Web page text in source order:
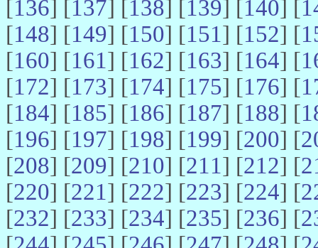
[136] [137] [138] [139] [140] [
[148] [149] [150] [151] [152] [
[160] [161] [162] [163] [164] [
[172] [173] [174] [175] [176] [
[184] [185] [186] [187] [188] [
[196] [197] [198] [199] [200] [
[208] [209] [210] [211] [212] [
[220] [221] [222] [223] [224] [
[232] [233] [234] [235] [236] [